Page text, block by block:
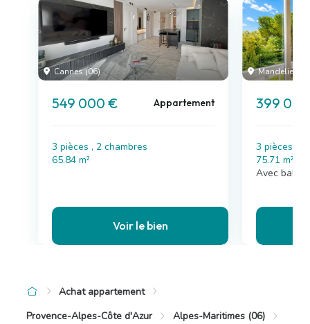
Cannes (06)
549 000 € Appartement
3 pièces , 2 chambres
65.84 m²
Voir le bien
Mandelieu-
399
3 pièces , 2
75.71 m²
Avec
Achat appartement
Provence-Alpes-Côte d'Azur
Alpes-Maritimes (06)